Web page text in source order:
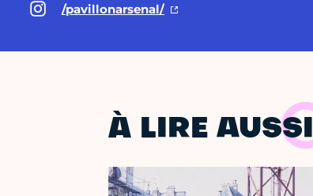
/pavillonarsenal/
À LIRE AUSSI